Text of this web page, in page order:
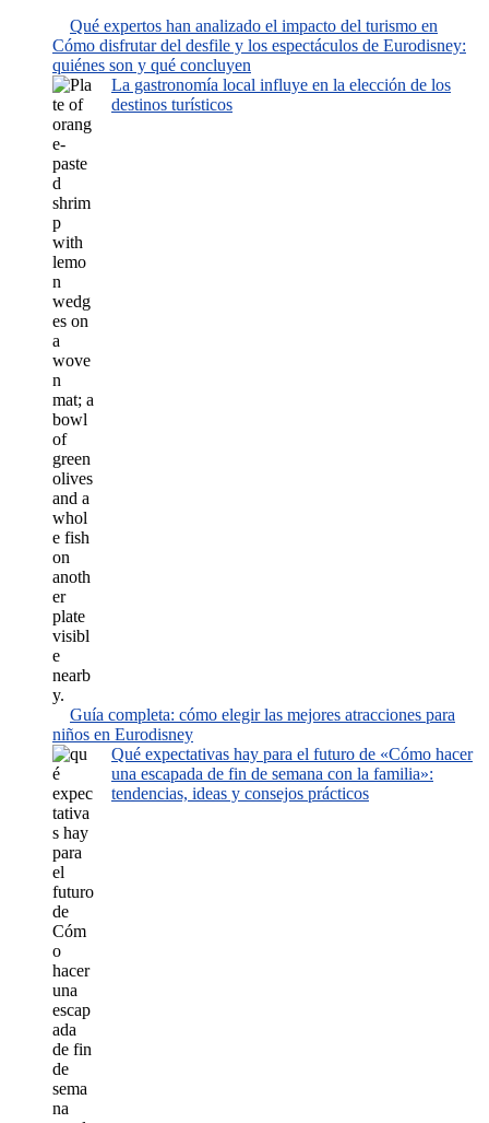
Qué expertos han analizado el impacto del turismo en
Cómo disfrutar del desfile y los espectáculos de Eurodisney:
quiénes son y qué concluyen
La gastronomía local influye en la elección de los
destinos turísticos
Guía completa: cómo elegir las mejores atracciones para
niños en Eurodisney
Qué expectativas hay para el futuro de «Cómo hacer
una escapada de fin de semana con la familia»:
tendencias, ideas y consejos prácticos